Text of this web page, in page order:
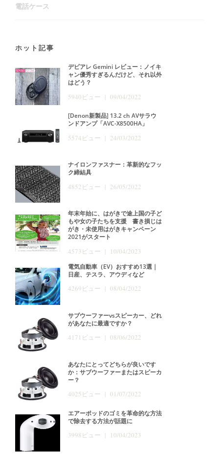
電話ケース
ホット記事
デビアレ Gemini レビュー：ノイキ
ャン優秀すぎるんだけど、それ以外
はどう？
5940ビュー | 09/04/2022
[Denon新製品] 13.2 ch AVサラウ
ンドアンプ「AVC-X8500HA」
5574ビュー | 24/03/2022
ナイロンファスナー：革新的なフッ
ク締結具
4852ビュー | 26/05/2022
年末年始に、はがきで途上国の子ど
もや女の子たちを支援 書き損じは
がき・未使用はがきキャンペーン
2021がスタート
4573ビュー | 10/04/2023
電気自動車（EV）おすすめ13選｜
日産、テスラ、アウディなど
4269ビュー | 08/04/2022
サブウーファーvsスピーカー、どれ
があなたに最適ですか？
4171ビュー | 08/06/2022
あなたにとってどちらが良いです
か：サブウーファーまたはスピーカ
ー？
4025ビュー | 01/07/2022
エアーポッドのゴミを革命的な方法
で除去する方法が話題に
3998ビュー | 10/04/2023